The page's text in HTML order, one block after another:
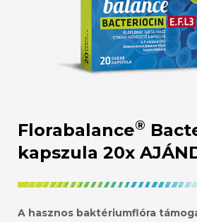
Florabalance®
kapszula 20x
A hasznos baktériumflóra